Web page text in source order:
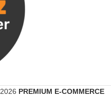
2026 PREMIUM E-COMMERCE